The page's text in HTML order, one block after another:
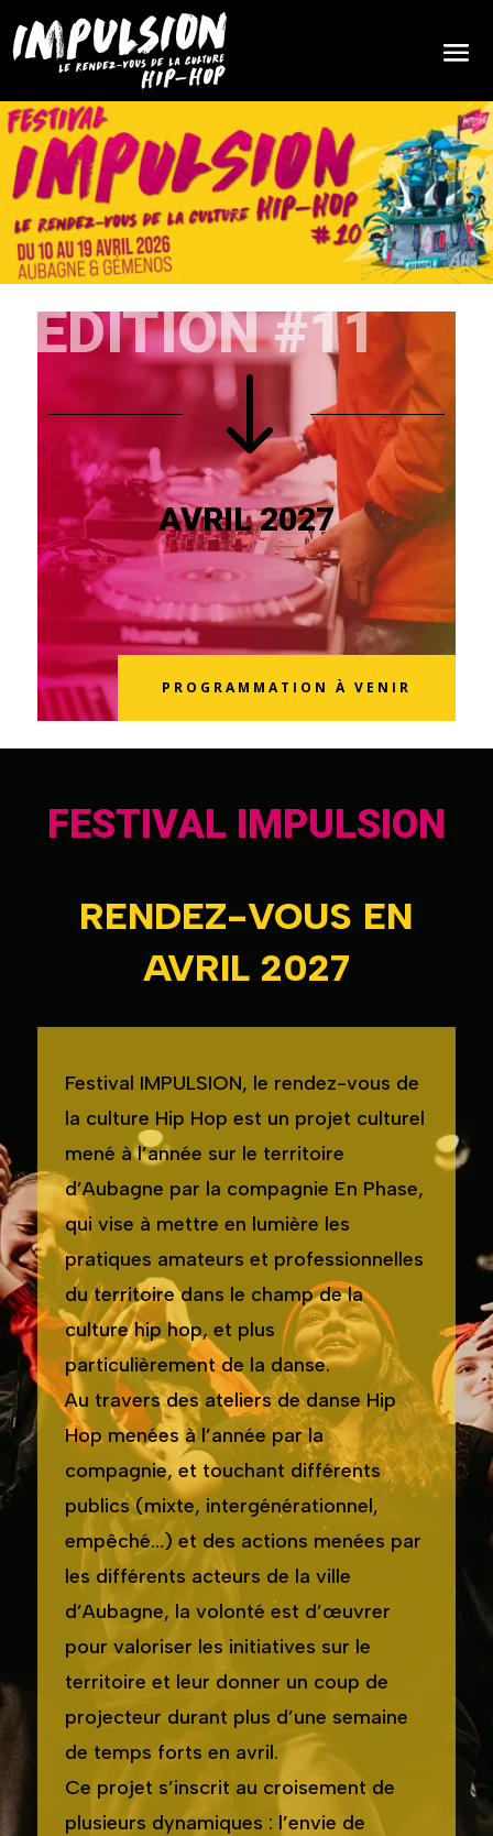
ÉDITION #11
"
AVRIL 2027
PROGRAMMATION À VENIR
FESTIVAL IMPULSION
RENDEZ-VOUS EN
AVRIL 2027
Festival IMPULSION, le rendez-vous de
la culture Hip Hop est un projet culturel
mené à l’année sur le territoire
d’Aubagne par la compagnie En Phase,
qui vise à mettre en lumière les
pratiques amateurs et professionnelles
du territoire dans le champ de la
culture hip hop, et plus
particulièrement de la danse.
Au travers des ateliers de danse Hip
Hop menées à l’année par la
compagnie, et touchant différents
publics (mixte, intergénérationnel,
empêché…) et des actions menées par
les différents acteurs de la ville
d’Aubagne, la volonté est d’œuvrer
pour valoriser les initiatives sur le
territoire et leur donner un coup de
projecteur durant plus d’une semaine
de temps forts en avril.
Ce projet s’inscrit au croisement de
plusieurs dynamiques : l’envie de